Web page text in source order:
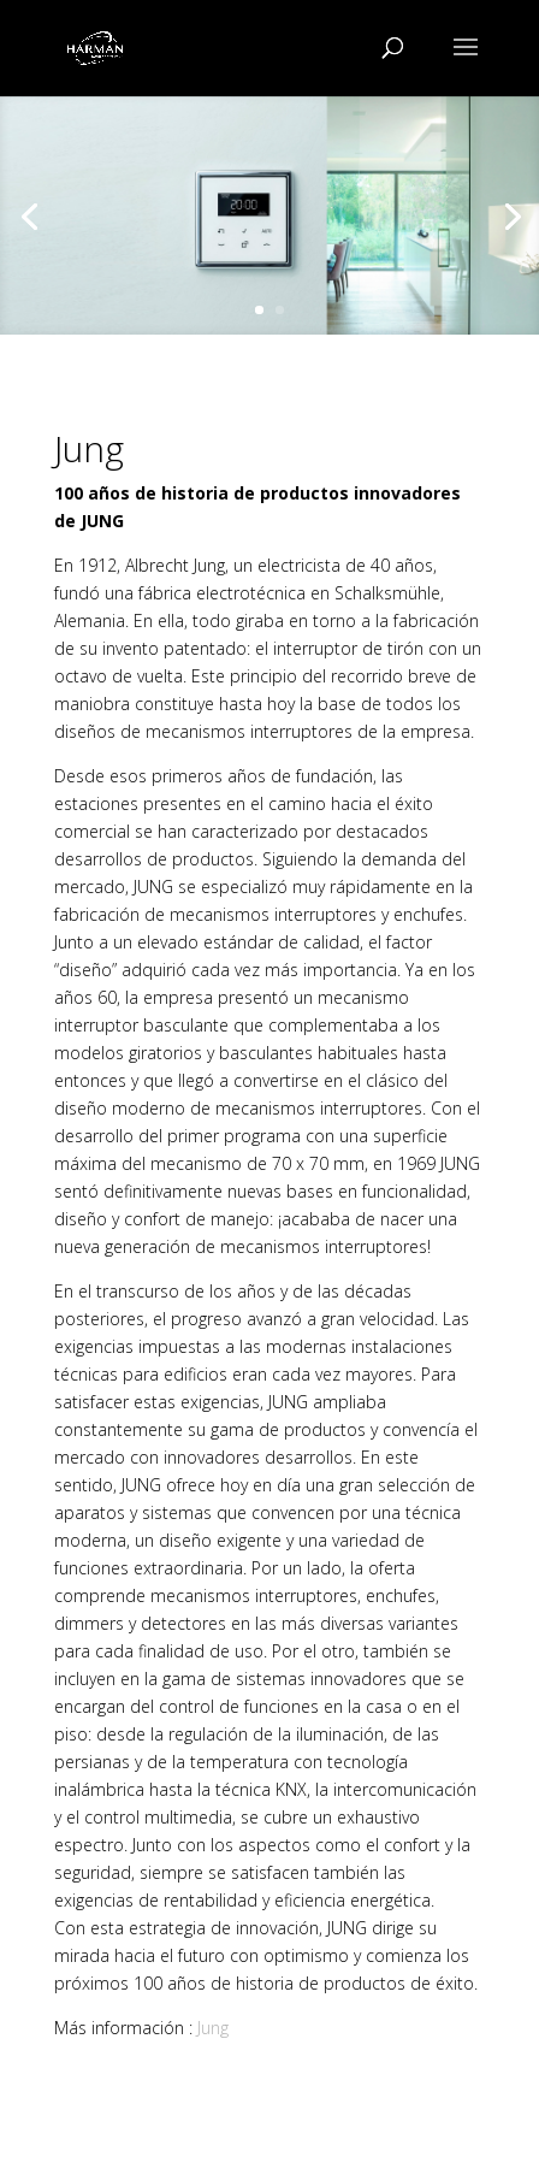
Jung
100 años de historia de productos innovadores
de JUNG
En 1912, Albrecht Jung, un electricista de 40 años,
fundó una fábrica electrotécnica en Schalksmühle,
Alemania. En ella, todo giraba en torno a la fabricación
de su invento patentado: el interruptor de tirón con un
octavo de vuelta. Este principio del recorrido breve de
maniobra constituye hasta hoy la base de todos los
diseños de mecanismos interruptores de la empresa.
Desde esos primeros años de fundación, las
estaciones presentes en el camino hacia el éxito
comercial se han caracterizado por destacados
desarrollos de productos. Siguiendo la demanda del
mercado, JUNG se especializó muy rápidamente en la
fabricación de mecanismos interruptores y enchufes.
Junto a un elevado estándar de calidad, el factor
“diseño” adquirió cada vez más importancia. Ya en los
años 60, la empresa presentó un mecanismo
interruptor basculante que complementaba a los
modelos giratorios y basculantes habituales hasta
entonces y que llegó a convertirse en el clásico del
diseño moderno de mecanismos interruptores. Con el
desarrollo del primer programa con una superficie
máxima del mecanismo de 70 x 70 mm, en 1969 JUNG
sentó definitivamente nuevas bases en funcionalidad,
diseño y confort de manejo: ¡acababa de nacer una
nueva generación de mecanismos interruptores!
En el transcurso de los años y de las décadas
posteriores, el progreso avanzó a gran velocidad. Las
exigencias impuestas a las modernas instalaciones
técnicas para edificios eran cada vez mayores. Para
satisfacer estas exigencias, JUNG ampliaba
constantemente su gama de productos y convencía el
mercado con innovadores desarrollos. En este
sentido, JUNG ofrece hoy en día una gran selección de
aparatos y sistemas que convencen por una técnica
moderna, un diseño exigente y una variedad de
funciones extraordinaria. Por un lado, la oferta
comprende mecanismos interruptores, enchufes,
dimmers y detectores en las más diversas variantes
para cada finalidad de uso. Por el otro, también se
incluyen en la gama de sistemas innovadores que se
encargan del control de funciones en la casa o en el
piso: desde la regulación de la iluminación, de las
persianas y de la temperatura con tecnología
inalámbrica hasta la técnica KNX, la intercomunicación
y el control multimedia, se cubre un exhaustivo
espectro. Junto con los aspectos como el confort y la
seguridad, siempre se satisfacen también las
exigencias de rentabilidad y eficiencia energética.
Con esta estrategia de innovación, JUNG dirige su
mirada hacia el futuro con optimismo y comienza los
próximos 100 años de historia de productos de éxito.
Más información : Jung